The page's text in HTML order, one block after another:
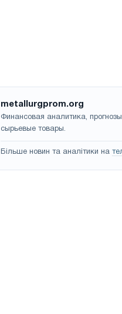
metallurgprom.org
Финансовая аналитика,
сырьевые товары.
Більше новин та аналітики на